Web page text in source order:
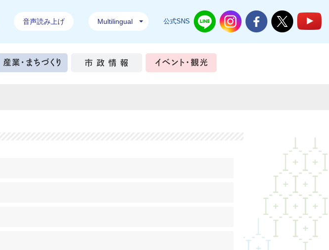
音声読み上げ Multilingual 公式SNS 結城市公式LINE結城市公式Instagram
結城市公式Facebook
結城市公式
子育て・教育 産業・まちづくり 市政情報